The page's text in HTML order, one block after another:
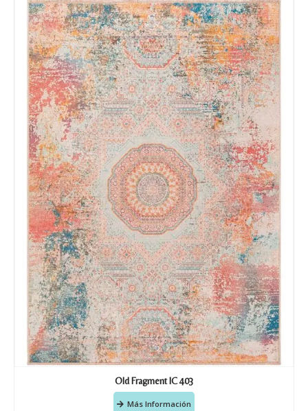
Old Fragment IC 403
Más Información